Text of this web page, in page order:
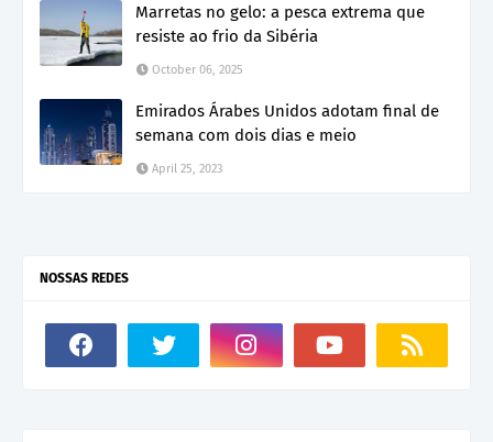
Marretas no gelo: a pesca extrema que
resiste ao frio da Sibéria
October 06, 2025
Emirados Árabes Unidos adotam final de
semana com dois dias e meio
April 25, 2023
NOSSAS REDES